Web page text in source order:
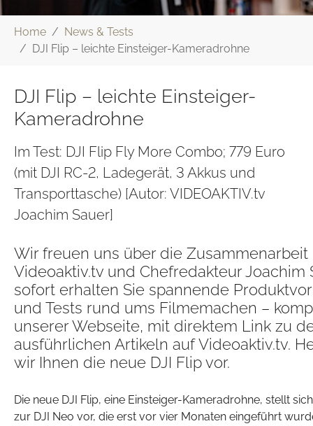
Home
News & Tests
DJI Flip – leichte Einsteiger-Kameradrohne
DJI Flip – leichte Einsteiger-
Kameradrohne
Im Test: DJI Flip Fly More Combo; 779 Euro
(mit DJI RC-2, Ladegerät, 3 Akkus und
Transporttasche) [Autor: VIDEOAKTIV.tv
Joachim Sauer]
Wir freuen uns über die Zusammenarbeit
Videoaktiv.tv und Chefredakteur Joachim
sofort erhalten Sie spannende
und Tests rund ums Filmemachen –
unserer Webseite, mit direktem Link zu
ausführlichen Artikeln auf Videoaktiv.tv.
wir Ihnen die neue DJI Flip vor.
Die neue DJI Flip, eine Einsteiger-Kameradrohne, stellt
zur DJI Neo vor, die erst vor vier Monaten eingeführt